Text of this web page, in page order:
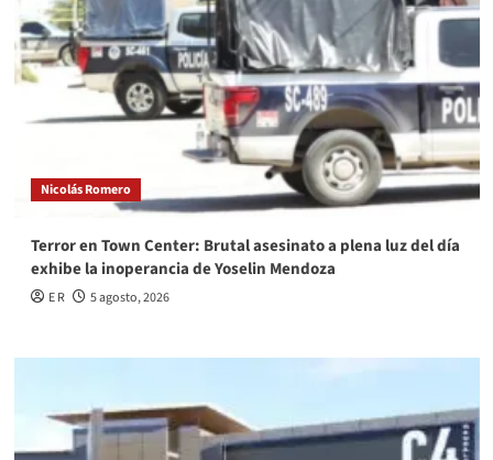
Nicolás Romero
Terror en Town Center: Brutal asesinato a plena luz del día
exhibe la inoperancia de Yoselin Mendoza
E R 5 agosto, 2026